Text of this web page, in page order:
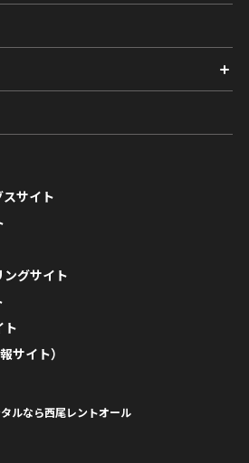
サイト
グサイト
ト
サイト）
ルなら西尾レントオール